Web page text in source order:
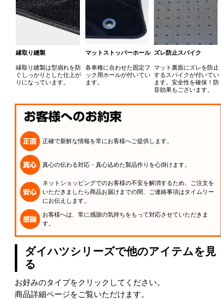
縁取り縫製
縁取り縫製は型崩れを防
ぐしっかりとした仕上が
りになっています。
マットストッパーホール
各車種に合わせた固定フ
ック用ホールが付いてい
ます。
ズレ防止スパイク
マット裏面にズレを防止
するスパイクが付いてい
ます。安全性を確保！防
音効果もございます。
正確で新鮮な情報を常にお客様へご提供します。
真心の伝わる対応・真心込めた製品作りを心掛けます。
ネットショッピングでのお客様の不安を解消するため、ご注文を
いただきましたら商品お届けまでの間、ご連絡事項はタイムリー
にお伝えします。
お客様へは、常に感謝の気持ちをもって対応させていただきま
す。
ダイハツシリーズで他のアイテムを見
る
お好みのタイプをクリックしてください。
商品詳細ページをご覧いただけます。